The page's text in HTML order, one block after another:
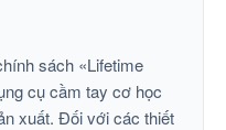
sách «Lifetime
cụ cầm tay cơ học
xuất. Đối với các thiết